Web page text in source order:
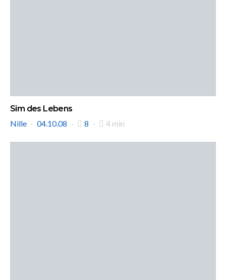
Sim des Lebens
Nille
04.10.08 8 4 min